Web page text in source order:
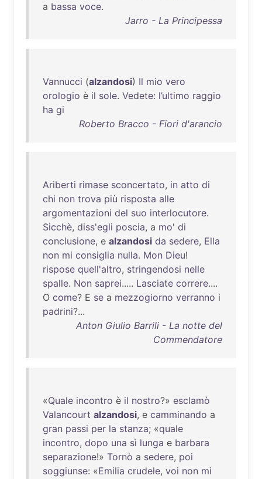
a bassa voce.
Jarro - La Principessa
Vannucci (alzandosi) Il mio vero
orologio è il sole. Vedete: l’ultimo raggio
ha gi
Roberto Bracco - Fiori d'arancio
Ariberti rimase sconcertato, in atto di
chi non trova più risposta alle
argomentazioni del suo interlocutore.
Sicchè, diss'egli poscia, a mo' di
conclusione, e alzandosi da sedere, Ella
non mi consiglia nulla. Mon Dieu!
rispose quell'altro, stringendosi nelle
spalle. Non saprei..... Lasciate correre....
O come? E se a mezzogiorno verranno i
padrini?...
Anton Giulio Barrili - La notte del
Commendatore
«Quale incontro è il nostro?» esclamò
Valancourt alzandosi, e camminando a
gran passi per la stanza; «quale
incontro, dopo una sì lunga e barbara
separazione!» Tornò a sedere, poi
soggiunse: «Emilia crudele, voi non mi